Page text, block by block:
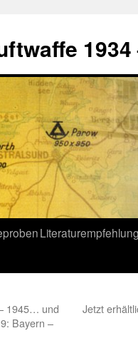
1934
1945… und
Bayern –
Jetzt